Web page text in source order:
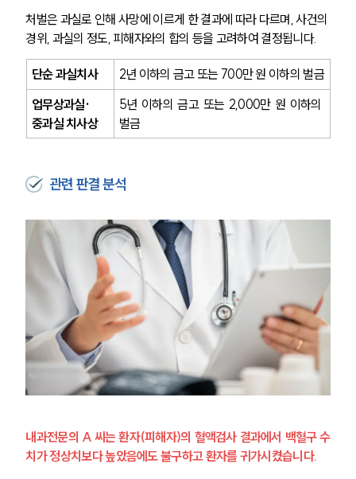
처벌은 과실로 인해 사망에 이르게 한 결과에 따라 다르며, 사건의
경위, 과실의 정도, 피해자와의 합의 등을 고려하여 결정됩니다.
단순 과실치사
2년 이하의 금고 또는 700만 원 이하의 벌금
업무상과실·
중과실 치사상
5년 이하의 금고 또는 2,000만 원 이하의
벌금
관련 판결 분석
내과전문의 A 씨는 환자(피해자)의 혈액검사 결과에서 백혈구 수
치가 정상치보다 높았음에도 불구하고 환자를 귀가시켰습니다.